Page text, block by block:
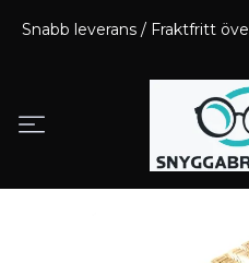
Snabb leverans / Fraktfritt